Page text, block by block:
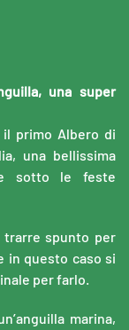
una super
primo Albero di
una bellissima
sotto le feste
trarre spunto per
in questo caso si
per farlo.
marina,